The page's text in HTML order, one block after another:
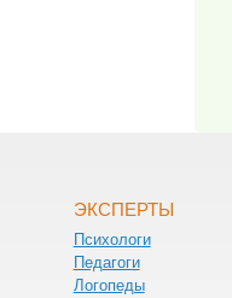
ЭКСПЕРТЫ
Психологи
Педагоги
Логопеды